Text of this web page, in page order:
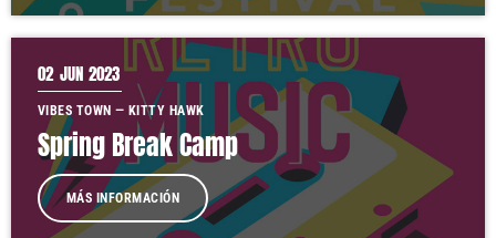
02 JUN 2023
VIBES TOWN — KITTY HAWK
Spring Break Camp
MÁS INFORMACIÓN